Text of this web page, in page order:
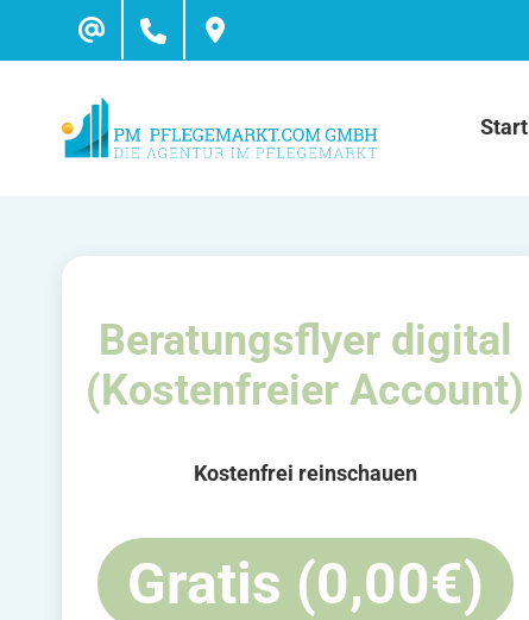
Start
Beratungsflyer digital
(Kostenfreier Account)
Kostenfrei reinschauen
Gratis (0,00€)